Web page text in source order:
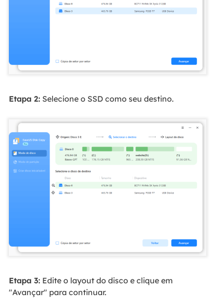
Etapa 2:Selecione o SSD como seu destino.
Etapa 3:Edite o layout do disco e clique em
"Avançar" para continuar.